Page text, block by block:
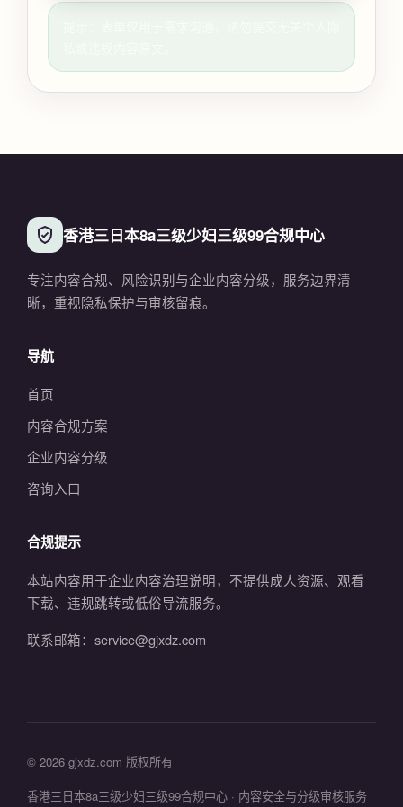
香港三日本8a三级少妇三级99合规中心
专注内容合规、风险识别与企业内容分级，服务边界清
晰，重视隐私保护与审核留痕。
导航
首页
内容合规方案
企业内容分级
咨询入口
合规提示
本站内容用于企业内容治理说明，不提供成人资源、观看
下载、违规跳转或低俗导流服务。
联系邮箱：service@gjxdz.com
© 2026 gjxdz.com 版权所有
香港三日本8a三级少妇三级99合规中心 · 内容安全与分级审核服务